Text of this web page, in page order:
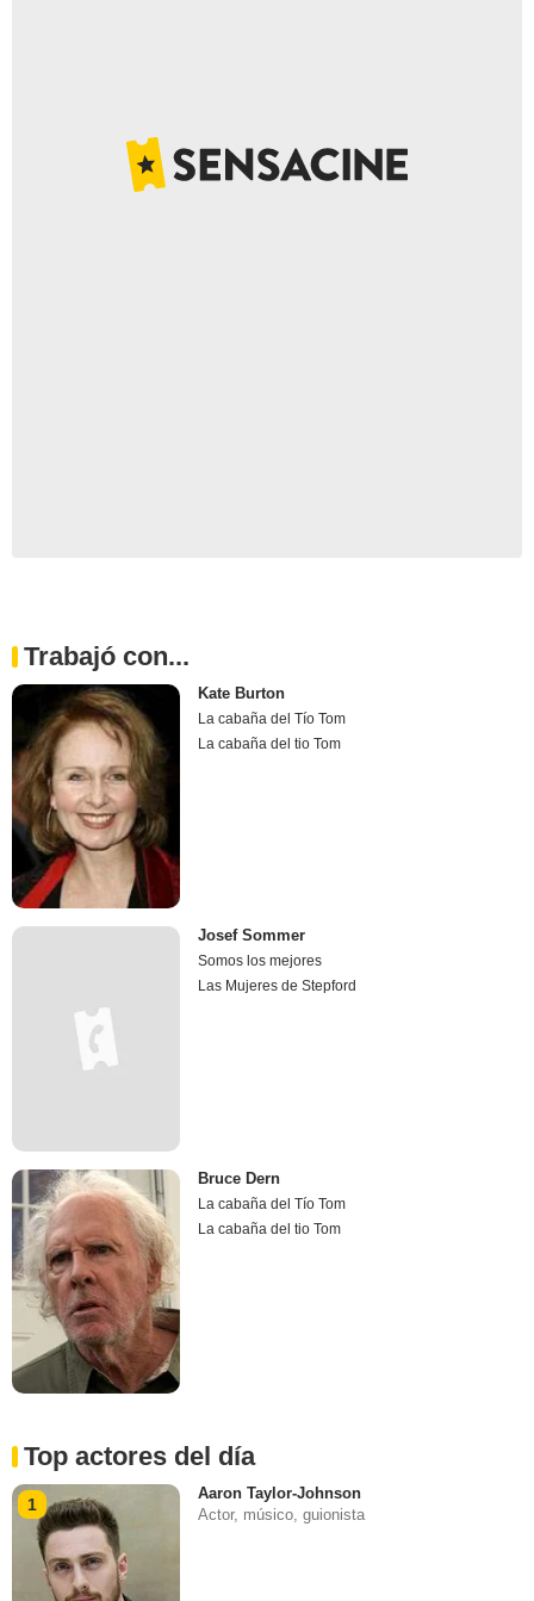
Trabajó con...
Kate Burton
La cabaña del Tío Tom
La cabaña del tio Tom
Josef Sommer
Somos los mejores
Las Mujeres de Stepford
Bruce Dern
La cabaña del Tío Tom
La cabaña del tio Tom
Top actores del día
1
Aaron Taylor-Johnson
Actor, músico, guionista